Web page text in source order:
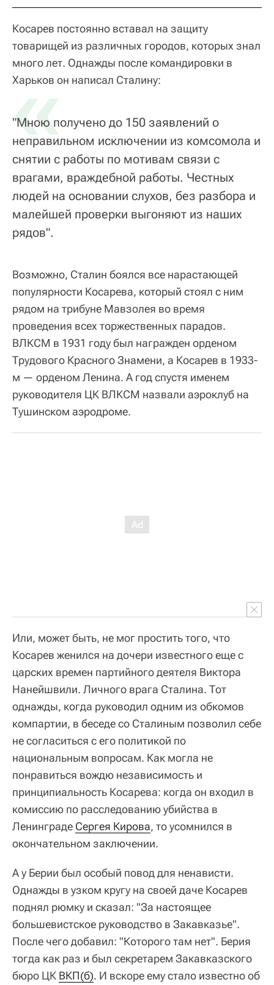
Косарев постоянно вставал на защиту
товарищей из различных городов, которых знал
много лет. Однажды после командировки в
Харьков он написал Сталину:
«
"Мною получено до 150 заявлений о
неправильном исключении из комсомола и
снятии с работы по мотивам связи с
врагами, враждебной работы. Честных
людей на основании слухов, без разбора и
малейшей проверки выгоняют из наших
рядов".
Возможно, Сталин боялся все нарастающей
популярности Косарева, который стоял с ним
рядом на трибуне Мавзолея во время
проведения всех торжественных парадов.
ВЛКСМ в 1931 году был награжден орденом
Трудового Красного Знамени, а Косарев в 1933-
м — орденом Ленина. А год спустя именем
руководителя ЦК ВЛКСМ назвали аэроклуб на
Тушинском аэродроме.
Или, может быть, не мог простить того, что
Косарев женился на дочери известного еще с
царских времен партийного деятеля Виктора
Нанейшвили. Личного врага Сталина. Тот
однажды, когда руководил одним из обкомов
компартии, в беседе со Сталиным позволил себе
не согласиться с его политикой по
национальным вопросам. Как могла не
понравиться вождю независимость и
принципиальность Косарева: когда он входил в
комиссию по расследованию убийства в
Ленинграде Сергея Кирова, то усомнился в
окончательном заключении.
А у Берии был особый повод для ненависти.
Однажды в узком кругу на своей даче Косарев
поднял рюмку и сказал: "За настоящее
большевистское руководство в Закавказье".
После чего добавил: "Которого там нет". Берия
тогда как раз и был секретарем Закавказского
бюро ЦК ВКП(б). И вскоре ему стало известно об